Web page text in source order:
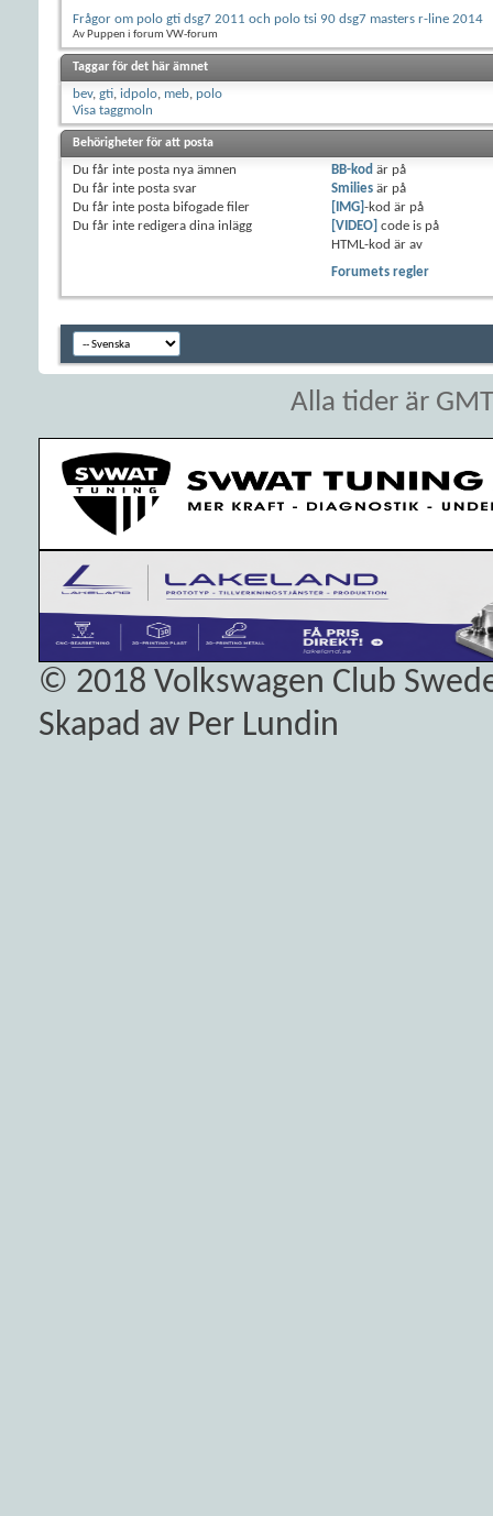
Frågor om polo gti dsg7 2011 och polo tsi 90 dsg7 masters r-line 2014
Av Puppen i forum VW-forum
Taggar för det här ämnet
bev, gti, idpolo, meb, polo
Visa taggmoln
Behörigheter för att posta
Du får inte posta nya ämnen
Du får inte posta svar
Du får inte posta bifogade filer
Du får inte redigera dina inlägg
BB-kod är på
Smiliesär på
[IMG]-kod är på
[VIDEO] code is på
HTML-kod är av
Forumets regler
Alla tider är
© 2018 Volkswagen Club
Skapad av Per Lundin